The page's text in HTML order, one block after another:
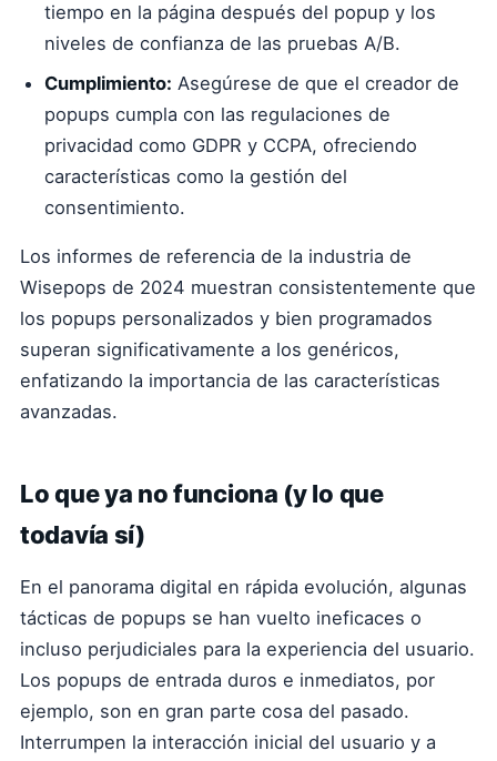
tiempo en la página después del popup y los
niveles de confianza de las pruebas A/B.
Cumplimiento: Asegúrese de que el creador de
popups cumpla con las regulaciones de
privacidad como GDPR y CCPA, ofreciendo
características como la gestión del
consentimiento.
Los informes de referencia de la industria de
Wisepops de 2024 muestran consistentemente que
los popups personalizados y bien programados
superan significativamente a los genéricos,
enfatizando la importancia de las características
avanzadas.
Lo que ya no funciona (y lo que
todavía sí)
En el panorama digital en rápida evolución, algunas
tácticas de popups se han vuelto ineficaces o
incluso perjudiciales para la experiencia del usuario.
Los popups de entrada duros e inmediatos, por
ejemplo, son en gran parte cosa del pasado.
Interrumpen la interacción inicial del usuario y a